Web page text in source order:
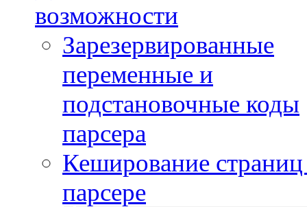
возможности
Зарезервированные
переменные и
подстановочные коды
парсера
Кеширование страниц
парсере